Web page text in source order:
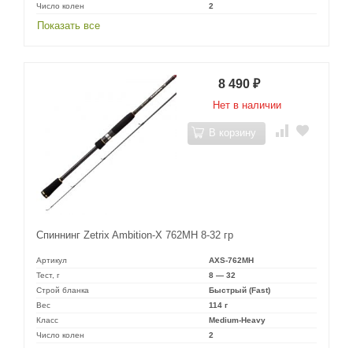
Число колен
2
Показать все
Спиннинг Zetrix Ambition-X 762MH 8-32 гр
Артикул
AXS-762MH
Тест, г
8 — 32
Строй бланка
Быстрый (Fast)
Вес
114 г
Класс
Medium-Heavy
Число колен
2
8 490 ₽
Нет в наличии
В корзину